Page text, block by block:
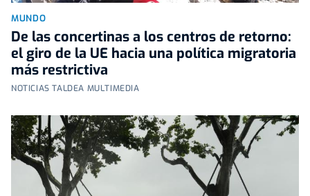
MUNDO
De las concertinas a los centros de retorno:
el giro de la UE hacia una política migratoria
más restrictiva
NOTICIAS TALDEA MULTIMEDIA